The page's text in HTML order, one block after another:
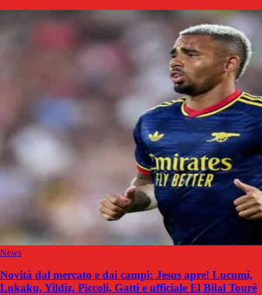
News
Novità dal mercato e dai campi: Jesus apre! Lucumi,
Lukaku, Yildiz, Piccoli, Gatti e ufficiale El Bilal Touré